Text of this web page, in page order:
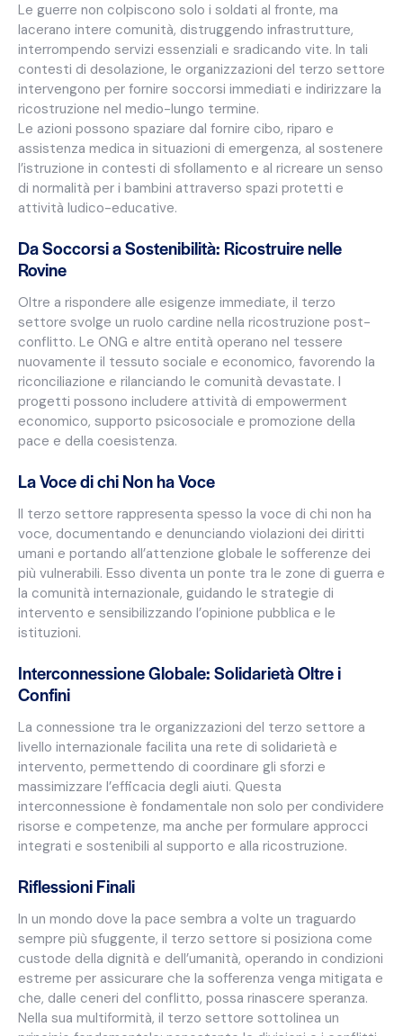
Le guerre non colpiscono solo i soldati al fronte, ma
lacerano intere comunità, distruggendo infrastrutture,
interrompendo servizi essenziali e sradicando vite. In tali
contesti di desolazione, le organizzazioni del terzo settore
intervengono per fornire soccorsi immediati e indirizzare la
ricostruzione nel medio-lungo termine.
Le azioni possono spaziare dal fornire cibo, riparo e
assistenza medica in situazioni di emergenza, al sostenere
l’istruzione in contesti di sfollamento e al ricreare un senso
di normalità per i bambini attraverso spazi protetti e
attività ludico-educative.
Da Soccorsi a Sostenibilità: Ricostruire nelle
Rovine
Oltre a rispondere alle esigenze immediate, il terzo
settore svolge un ruolo cardine nella ricostruzione post-
conflitto. Le ONG e altre entità operano nel tessere
nuovamente il tessuto sociale e economico, favorendo la
riconciliazione e rilanciando le comunità devastate. I
progetti possono includere attività di empowerment
economico, supporto psicosociale e promozione della
pace e della coesistenza.
La Voce di chi Non ha Voce
Il terzo settore rappresenta spesso la voce di chi non ha
voce, documentando e denunciando violazioni dei diritti
umani e portando all’attenzione globale le sofferenze dei
più vulnerabili. Esso diventa un ponte tra le zone di guerra e
la comunità internazionale, guidando le strategie di
intervento e sensibilizzando l’opinione pubblica e le
istituzioni.
Interconnessione Globale: Solidarietà Oltre i
Confini
La connessione tra le organizzazioni del terzo settore a
livello internazionale facilita una rete di solidarietà e
intervento, permettendo di coordinare gli sforzi e
massimizzare l’efficacia degli aiuti. Questa
interconnessione è fondamentale non solo per condividere
risorse e competenze, ma anche per formulare approcci
integrati e sostenibili al supporto e alla ricostruzione.
Riflessioni Finali
In un mondo dove la pace sembra a volte un traguardo
sempre più sfuggente, il terzo settore si posiziona come
custode della dignità e dell’umanità, operando in condizioni
estreme per assicurare che la sofferenza venga mitigata e
che, dalle ceneri del conflitto, possa rinascere speranza.
Nella sua multiformità, il terzo settore sottolinea un